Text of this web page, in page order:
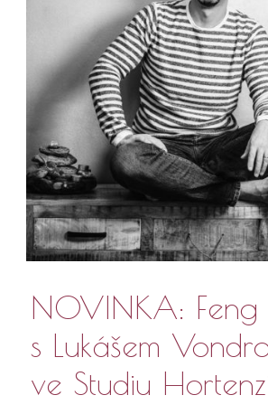
NOVINKA: Feng
s Lukášem
ve Studiu